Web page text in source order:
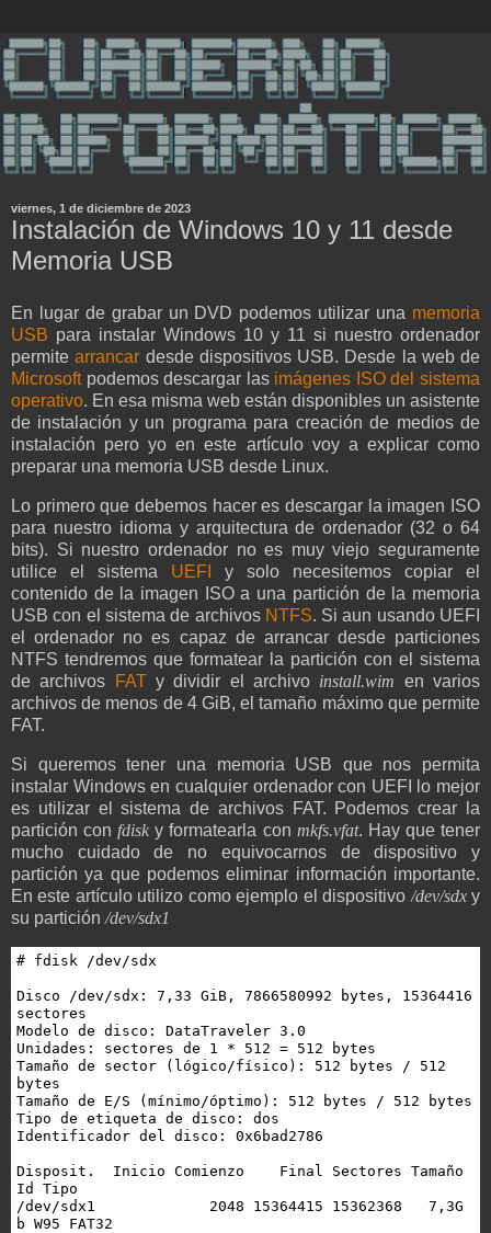
viernes, 1 de diciembre de 2023
Instalación de Windows 10 y 11 desde
Memoria USB
En lugar de grabar un DVD podemos utilizar una memoria
USB para instalar Windows 10 y 11 si nuestro ordenador
permitearrancar desde dispositivos USB. Desde la web de
Microsoftpodemos descargar las imágenes ISO del sistema
operativo. En esa misma web están disponibles un asistente
de instalación y un programa para creación de medios de
instalación pero yo en este artículo voy a explicar como
preparar una memoria USB desde Linux.
Lo primero que debemos hacer es descargar la imagen ISO
para nuestro idioma y arquitectura de ordenador (32 o 64
bits). Si nuestro ordenador no es muy viejo seguramente
utilice el sistema UEFI
y solo necesitemos copiar el
contenido de la imagen ISO a una partición de la memoria
USB con el sistema de archivos NTFS. Si aun usando UEFI
el ordenador no es capaz de arrancar desde particiones
NTFS tendremos que formatear la partición con el sistema
de archivos
FATy dividir el archivo install.wim en varios
archivos de menos de 4 GiB, el tamaño máximo que permite
FAT.
Si queremos tener una memoria USB que nos permita
instalar Windows en cualquier ordenador con UEFI lo mejor
es utilizar el sistema de archivos FAT. Podemos crear la
partición con fdisk y formatearla con mkfs.vfat. Hay que tener
mucho cuidado de no equivocarnos de dispositivo y
partición ya que podemos eliminar información importante.
En este artículo utilizo como ejemplo el dispositivo /dev/sdxy
su partición /dev/sdx1
# fdisk /dev/sdx
Disco /dev/sdx: 7,33 GiB, 7866580992 bytes, 15364416
sectores
Modelo de disco: DataTraveler 3.0
Unidades: sectores de 1 * 512 = 512 bytes
Tamaño de sector (lógico/físico): 512 bytes / 512
bytes
Tamaño de E/S (mínimo/óptimo): 512 bytes / 512 bytes
Tipo de etiqueta de disco: dos
Identificador del disco: 0x6bad2786
Disposit.  Inicio Comienzo    Final Sectores Tamaño
Id Tipo
/dev/sdx1             2048 15364415 15362368   7,3G
b W95 FAT32